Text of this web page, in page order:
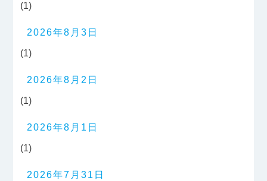
(1)
2026年8月3日
(1)
2026年8月2日
(1)
2026年8月1日
(1)
2026年7月31日